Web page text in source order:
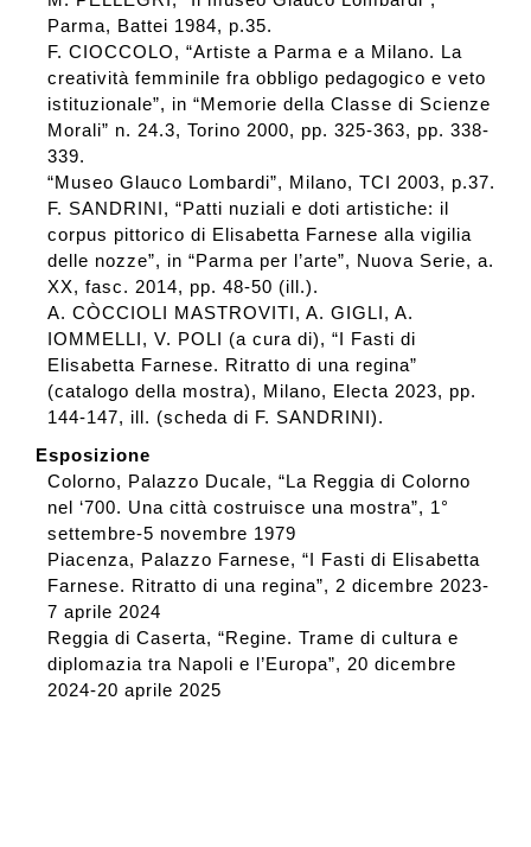
Parma, Battei 1984, p.35.
F. CIOCCOLO, “Artiste a Parma e a Milano. La
creatività femminile fra obbligo pedagogico e veto
istituzionale”, in “Memorie della Classe di Scienze
Morali” n. 24.3, Torino 2000, pp. 325-363, pp. 338-
339.
“Museo Glauco Lombardi”, Milano, TCI 2003, p.37.
F. SANDRINI, “Patti nuziali e doti artistiche: il
corpus pittorico di Elisabetta Farnese alla vigilia
delle nozze”, in “Parma per l’arte”, Nuova Serie, a.
XX, fasc. 2014, pp. 48-50 (ill.).
A. CÒCCIOLI MASTROVITI, A. GIGLI, A.
IOMMELLI, V. POLI (a cura di), “I Fasti di
Elisabetta Farnese. Ritratto di una regina”
(catalogo della mostra), Milano, Electa 2023, pp.
144-147, ill. (scheda di F. SANDRINI).
Esposizione
Colorno, Palazzo Ducale, “La Reggia di Colorno
nel ‘700. Una città costruisce una mostra”, 1°
settembre-5 novembre 1979
Piacenza, Palazzo Farnese, “I Fasti di Elisabetta
Farnese. Ritratto di una regina”, 2 dicembre 2023-
7 aprile 2024
Reggia di Caserta, “Regine. Trame di cultura e
diplomazia tra Napoli e l’Europa”, 20 dicembre
2024-20 aprile 2025